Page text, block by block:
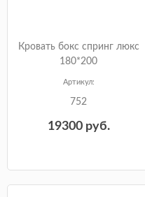
Кровать бокс спринг люкс
180*200
Артикул:
752
19300руб.